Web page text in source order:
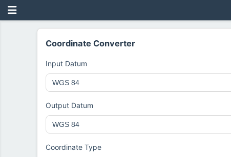
Coordinate Converter
Input Datum
Output Datum
Coordinate Type